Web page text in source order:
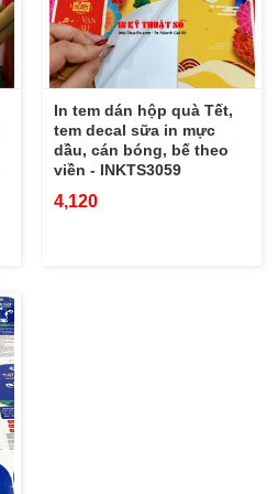
In tem dán hộp quà Tết,
tem decal sữa in mực
dầu, cán bóng, bế theo
viền - INKTS3059
4,120